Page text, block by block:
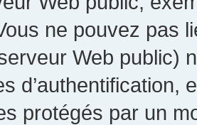
ne pouvez pas
Web public)
d’authentification,
protégés par un